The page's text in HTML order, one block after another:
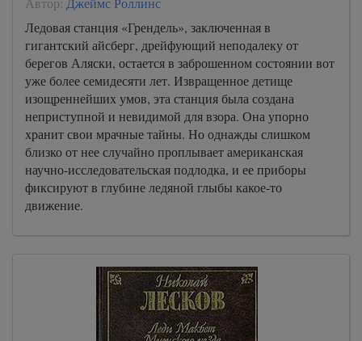
Ледовая станция «Грендель», заключенная в
гигантский айсберг, дрейфующий неподалеку от
берегов Аляски, остается в заброшенном состоянии вот
уже более семидесяти лет. Извращенное детище
изощреннейших умов, эта станция была создана
неприступной и невидимой для взора. Она упорно
хранит свои мрачные тайны. Но однажды слишком
близко от нее случайно проплывает американская
научно-исследовательская подлодка, и ее приборы
фиксируют в глубине ледяной глыбы какое-то
движение.